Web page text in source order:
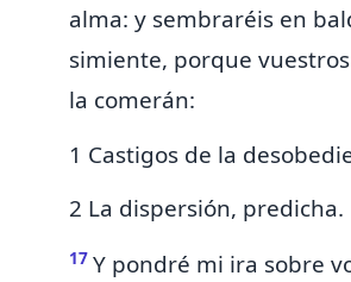
alma: y sembraréis en
simiente, porque
la comerán:
1 Castigos de la
2 La dispersión, predicha.
17 Y pondré mi ira sobre